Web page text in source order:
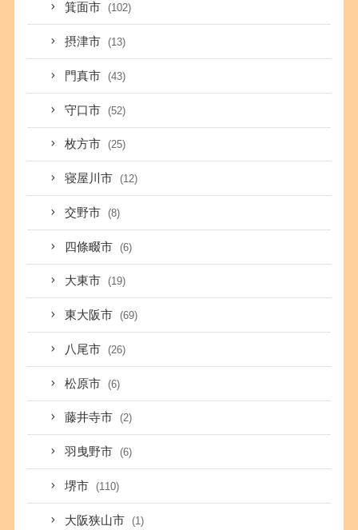
箕面市 (102)
摂津市 (13)
門真市 (43)
守口市 (52)
枚方市 (25)
寝屋川市 (12)
交野市 (8)
四條畷市 (6)
大東市 (19)
東大阪市 (69)
八尾市 (26)
松原市 (6)
藤井寺市 (2)
羽曳野市 (6)
堺市 (110)
大阪狭山市 (1)